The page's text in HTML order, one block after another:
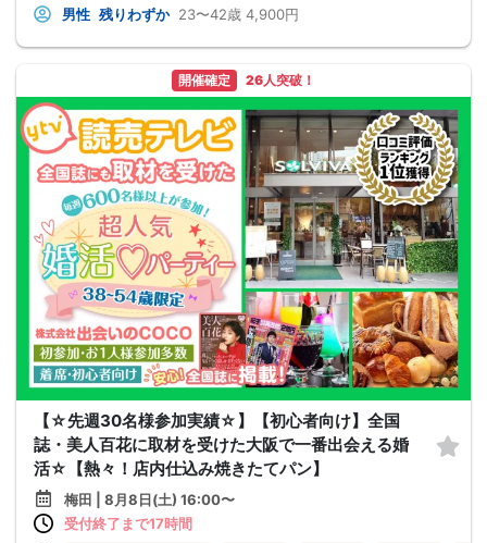
男性 残りわずか 23〜42歳 4,900円
開催確定 26人突破！
【☆先週30名様参加実績☆】【初心者向け】全国
誌・美人百花に取材を受けた大阪で一番出会える婚
活☆【熱々！店内仕込み焼きたてパン】
梅田 | 8月8日(土) 16:00〜
受付終了まで17時間